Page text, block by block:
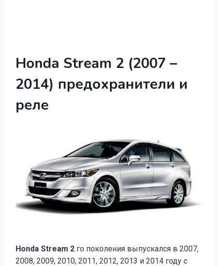
Honda Stream 2 (2007 –
2014) предохранители и
реле
Honda Stream 2 го поколения выпускался в 2007,
2008, 2009, 2010, 2011, 2012, 2013 и 2014 году с